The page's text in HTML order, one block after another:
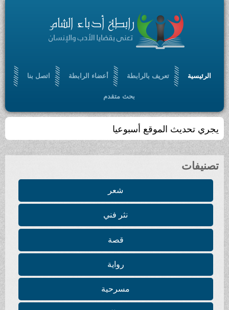
الرئيسية تعريف بالرابطة أعضاء الرابطة اتصل بنا
بحث متقدم
يجري تحديث الموقع أسبوعيا
تصنيفات
شعر
نثر فني
قصة
رواية
مسرحية